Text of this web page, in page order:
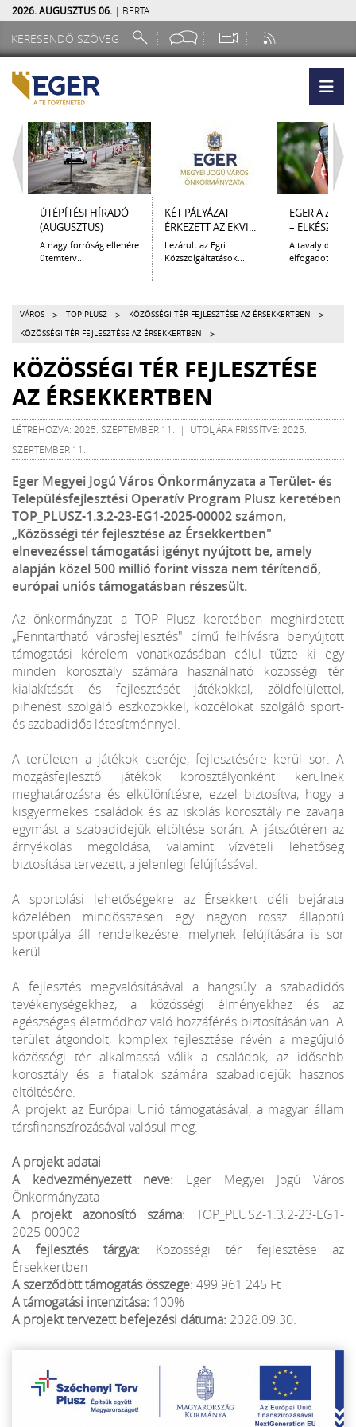
2026. AUGUSZTUS 06. | BERTA
ÚTÉPÍTÉSI HÍRADÓ
(AUGUSZTUS)
A nagy forróság ellenére
ütemterv...
KÉT PÁLYÁZAT
ÉRKEZETT AZ EKVI...
Lezárult az Egri
Közszolgáltatások...
EGER A
– ELKÉSZÜLT
A tavaly
elfogadott
VÁROS > TOP PLUSZ > KÖZÖSSÉGI TÉR FEJLESZTÉSE AZ ÉRSEKKERTBEN >
KÖZÖSSÉGI TÉR FEJLESZTÉSE AZ ÉRSEKKERTBEN >
KÖZÖSSÉGI TÉR FEJLESZTÉSE
AZ ÉRSEKKERTBEN
LÉTREHOZVA: 2025. SZEPTEMBER 11. | UTOLJÁRA FRISSÍTVE: 2025.
SZEPTEMBER 11.
Eger Megyei Jogú Város Önkormányzata a Terület- és
Településfejlesztési Operatív Program Plusz keretében
TOP_PLUSZ-1.3.2-23-EG1-2025-00002 számon,
„Közösségi tér fejlesztése az Érsekkertben"
elnevezéssel támogatási igényt nyújtott be, amely
alapján közel 500 millió forint vissza nem térítendő,
európai uniós támogatásban részesült.
Az önkormányzat a TOP Plusz keretében meghirdetett
„Fenntartható városfejlesztés" című felhívásra benyújtott
támogatási kérelem vonatkozásában célul tűzte ki egy
minden korosztály számára használható közösségi tér
kialakítását és fejlesztését játékokkal, zöldfelülettel,
pihenést szolgáló eszközökkel, közcélokat szolgáló sport-
és szabadidős létesítménnyel.
A területen a játékok cseréje, fejlesztésére kerül sor. A
mozgásfejlesztő játékok korosztályonként kerülnek
meghatározásra és elkülönítésre, ezzel biztosítva, hogy a
kisgyermekes családok és az iskolás korosztály ne zavarja
egymást a szabadidejük eltöltése során. A játszótéren az
árnyékolás megoldása, valamint vízvételi lehetőség
biztosítása tervezett, a jelenlegi felújításával.
A sportolási lehetőségekre az Érsekkert déli bejárata
közelében mindösszesen egy nagyon rossz állapotú
sportpálya áll rendelkezésre, melynek felújítására is sor
kerül.
A fejlesztés megvalósításával a hangsúly a szabadidős
tevékenységekhez, a közösségi élményekhez és az
egészséges életmódhoz való hozzáférés biztosításán van. A
terület átgondolt, komplex fejlesztése révén a megújuló
közösségi tér alkalmassá válik a családok, az idősebb
korosztály és a fiatalok számára szabadidejük hasznos
eltöltésére.
A projekt az Európai Unió támogatásával, a magyar állam
társfinanszírozásával valósul meg.
A projekt adatai
A kedvezményezett neve: Eger Megyei Jogú Város
Önkormányzata
A projekt azonosító száma: TOP_PLUSZ-1.3.2-23-EG1-
2025-00002
A fejlesztés tárgya: Közösségi tér fejlesztése az
Érsekkertben
A szerződött támogatás összege: 499 961 245 Ft
A támogatási intenzitása: 100%
A projekt tervezett befejezési dátuma: 2028.09.30.